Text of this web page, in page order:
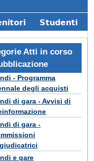
Studenti
Atti in corso
- Programma
degli acquisti
di gara - Avvisi di
di gara -
e gare